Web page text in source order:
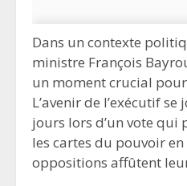
Dans un contexte
ministre François
un moment crucial
L’avenir de l’exécutif
jours lors d’un vote
les cartes du pouvoir
oppositions affûtent